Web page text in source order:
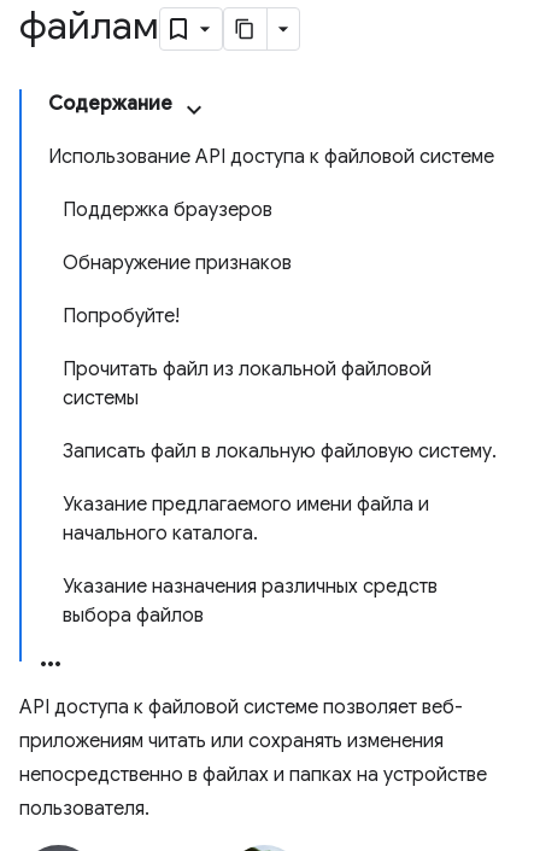
файлам
Содержание
Использование API доступа к файловой системе
Поддержка браузеров
Обнаружение признаков
Попробуйте!
Прочитать файл из локальной файловой
системы
Записать файл в локальную файловую систему.
Указание предлагаемого имени файла и
начального каталога.
Указание назначения различных средств
выбора файлов
API доступа к файловой системе позволяет веб-
приложениям читать или сохранять изменения
непосредственно в файлах и папках на устройстве
пользователя.